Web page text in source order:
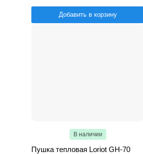
Добавить в корзину
В наличии
Пушка тепловая Loriot GH-70